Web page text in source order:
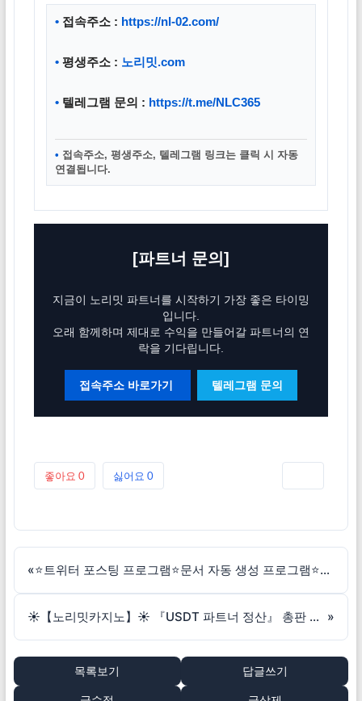
•접속주소 : https://nl-02.com/
•평생주소 : 노리밋.com
•텔레그램 문의 : https://t.me/NLC365
• 접속주소, 평생주소, 텔레그램 링크는 클릭 시 자동
연결됩니다.
[파트너 문의]
지금이 노리밋 파트너를 시작하기 가장 좋은 타이밍
입니다.
오래 함께하며 제대로 수익을 만들어갈 파트너의 연
락을 기다립니다.
접속주소 바로가기 텔레그램 문의
좋아요 0 싫어요 0
« ⭐트위터 포스팅 프로그램⭐문서 자동 생성 프로그램⭐업데이트 무상 제공
☀️【노리밋카지노】☀️ 『USDT 파트너 정산』 총판 모집중 ✅ »
목록보기 답글쓰기